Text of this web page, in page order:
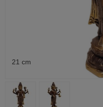
21 cm